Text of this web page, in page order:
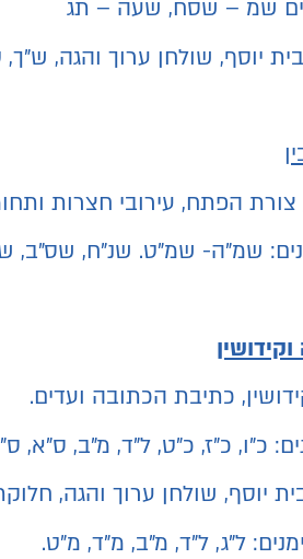
שמ – שסח, שעה – תג
יוסף, שולחן ערוך והגה,
הפתח, עירובי חצרות
שמ"ה- שמ"ט. שנ"ח, שס"ב,
כתיבת הכתובה ועדים.
כ"ו, כ"ז, כ"ט, ל"ד, מ"ב, ס"א,
יוסף, שולחן ערוך והגה,
ל"ג, ל"ד, מ"ב, מ"ד, מ"ט.